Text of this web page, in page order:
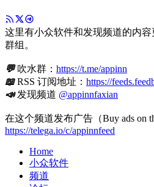
这里有小众软件和发现频道的内
群组。
💬吹水群： https://t.me/appinn
📖RSS 订阅地址： https://
📣发现频道 @appinnfaxian
在这个频道发布广告（Buy ads on
https://telega.io/c/appinnfeed
Home
小众软件
频道